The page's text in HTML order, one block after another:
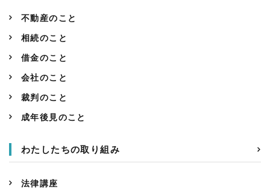
不動産のこと
相続のこと
借金のこと
会社のこと
裁判のこと
成年後見のこと
わたしたちの取り組み
法律講座